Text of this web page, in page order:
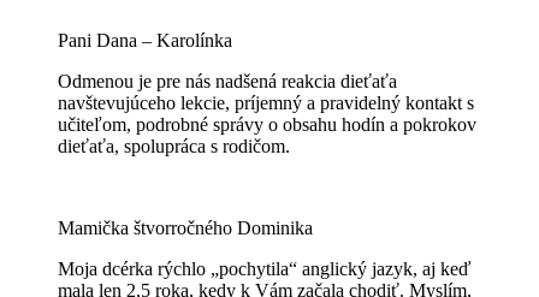
Pani Dana – Karolínka
Odmenou je pre nás nadšená reakcia dieťaťa
navštevujúceho lekcie, príjemný a pravidelný kontakt s
učiteľom, podrobné správy o obsahu hodín a pokrokov
dieťaťa, spolupráca s rodičom.
Mamička štvorročného Dominika
Moja dcérka rýchlo „pochytila“ anglický jazyk, aj keď
mala len 2,5 roka, kedy k Vám začala chodiť. Myslím,